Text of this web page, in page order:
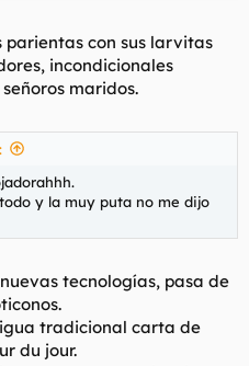
parientas con sus larvitas
incondicionales
maridos.
y la muy puta no me dijo
tecnologías, pasa de
tradicional carta de
du jour.